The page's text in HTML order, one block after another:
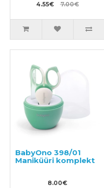
4.55€ 7.00€
BabyOno 398/01
Maniküüri komplekt
8.00€